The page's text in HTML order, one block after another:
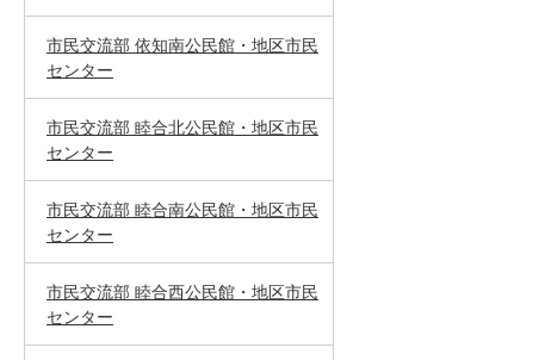
市民交流部 依知南公民館・地区市民
センター
市民交流部 睦合北公民館・地区市民
センター
市民交流部 睦合南公民館・地区市民
センター
市民交流部 睦合西公民館・地区市民
センター